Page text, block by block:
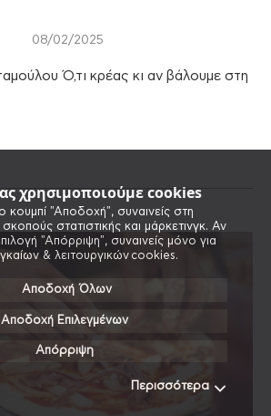
χρησιμοποιούμε cookies
κουμπί "Αποδοχή", συναινείς στη
στατιστικής και μάρκετινγκ. Αν
"Απόρριψη", συναινείς μόνο για
& λειτουργικών cookies.
Αποδοχή Όλων
Αποδοχή Επιλεγμένων
Απόρριψη
Περισσότερα
08/02/2025
Ό,τι κρέας κι αν βάλουμε στη